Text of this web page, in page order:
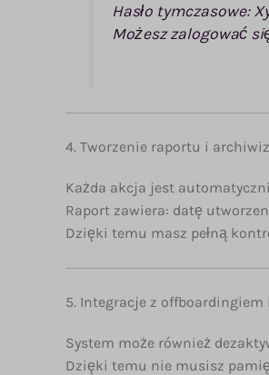
Hasło tymczasowe:
Możesz zalogować
4. Tworzenie raportu i
Każda akcja jest
Raport zawiera: datę
Dzięki temu masz pełną
5. Integracje z
System może również
Dzięki temu nie musisz